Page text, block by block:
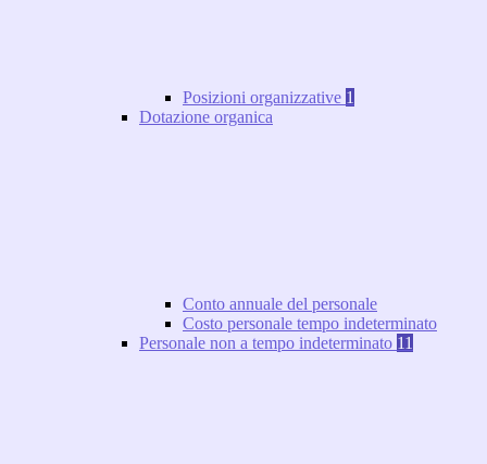
Posizioni organizzative 1
Dotazione organica
Conto annuale del personale
Costo personale tempo indeterminato
Personale non a tempo indeterminato 11